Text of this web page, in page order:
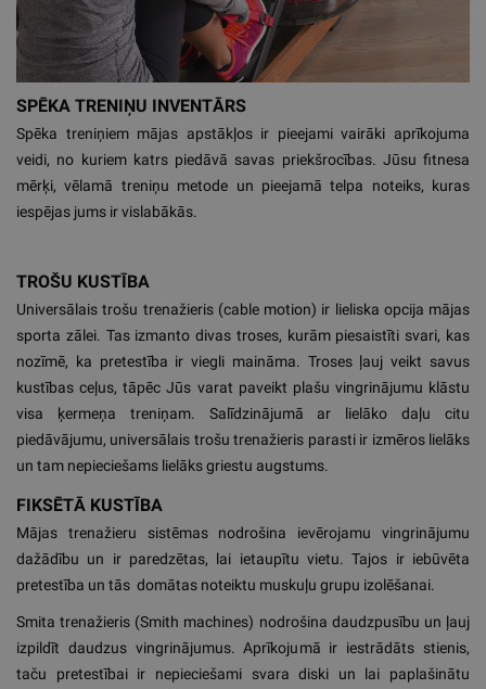
SPĒKA TRENIŅU INVENTĀRS
Spēka treniņiem mājas apstākļos ir pieejami vairāki aprīkojuma
veidi, no kuriem katrs piedāvā savas priekšrocības. Jūsu fitnesa
mērķi, vēlamā treniņu metode un pieejamā telpa noteiks, kuras
iespējas jums ir vislabākās.
TROŠU KUSTĪBA
Universālais trošu trenažieris (cable motion) ir lieliska opcija mājas
sporta zālei. Tas izmanto divas troses, kurām piesaistīti svari, kas
nozīmē, ka pretestība ir viegli maināma. Troses ļauj veikt savus
kustības ceļus, tāpēc Jūs varat paveikt plašu vingrinājumu klāstu
visa ķermeņa treniņam. Salīdzinājumā ar lielāko daļu citu
piedāvājumu, universālais trošu trenažieris parasti ir izmēros lielāks
un tam nepieciešams lielāks griestu augstums.
FIKSĒTĀ KUSTĪBA
Mājas trenažieru sistēmas nodrošina ievērojamu vingrinājumu
dažādību un ir paredzētas, lai ietaupītu vietu. Tajos ir iebūvēta
pretestība un tās domātas noteiktu muskuļu grupu izolēšanai.
Smita trenažieris (Smith machines) nodrošina daudzpusību un ļauj
izpildīt daudzus vingrinājumus. Aprīkojumā ir iestrādāts stienis,
taču pretestībai ir nepieciešami svara diski un lai paplašinātu